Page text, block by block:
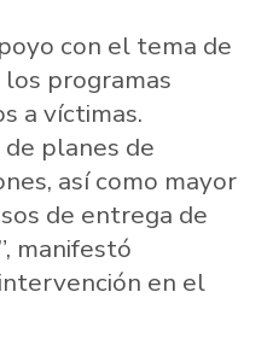
con el tema de
programas
a víctimas.
planes de
así como mayor
de entrega de
manifestó
en el